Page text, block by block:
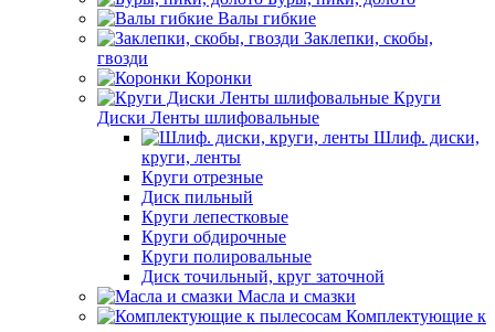
Валы гибкие
Заклепки, скобы,
гвозди
Коронки
Круги
Диски Ленты шлифовальные
Шлиф. диски,
круги, ленты
Круги отрезные
Диск пильный
Круги лепестковые
Круги обдирочные
Круги полировальные
Диск точильный, круг заточной
Масла и смазки
Комплектующие к